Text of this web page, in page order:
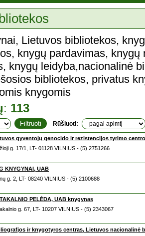
Lietuvos bibliotekos,
knygų pardavimas,
knygų leidyba,nacionalinė
bibliotekos, privatus
knygomis
: 113
Rūšiuoti:
gyventojų genocido ir rezistencijos tyrimo centro
g. 17/1, LT- 01128 VILNIUS - (5) 2751266
KNYGYNAI, UAB
g. 2, LT- 08240 VILNIUS - (5) 2100688
PELĖDA, UAB knygynas
g. 67, LT- 10207 VILNIUS - (5) 2343067
ir knygotyros centras, Lietuvos nacionalinė